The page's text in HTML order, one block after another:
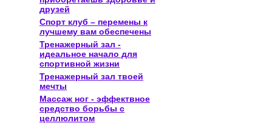
друзей
Спорт клуб – перемены к
лучшему вам обеспечены
Тренажерный зал -
идеальное начало для
спортивной жизни
Тренажерный зал твоей
мечты
Массаж ног - эффектвное
средство борьбы с
целлюлитом